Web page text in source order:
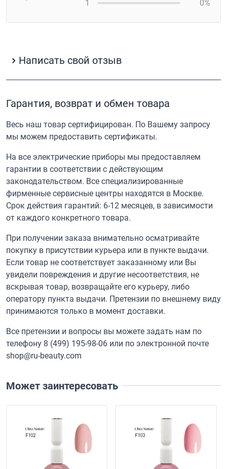
1 0%
Написать свой отзыв
Гарантия, возврат и обмен товара
Весь наш товар сертифицирован. По Вашему запросу
мы можем предоставить сертификаты.
На все электрические приборы мы предоставляем
гарантии в соответствии с действующим
законодательством. Все специализированные
фирменные сервисные центры находятся в Москве.
Срок действия гарантий: 6-12 месяцев, в зависимости
от каждого конкретного товара.
При получении заказа внимательно осматривайте
покупку в присутствии курьера или в пункте выдачи.
Если товар не соответствует заказанному или Вы
увидели повреждения и другие несоответствия, не
вскрывая товар, возвращайте его курьеру, либо
оператору пункта выдачи. Претензии по внешнему виду
принимаются только в момент доставки.
Все претензии и вопросы вы можете задать нам по
телефону 8 (499) 195-98-06 или по электронной почте
shop@ru-beauty.com
Может заинтересовать